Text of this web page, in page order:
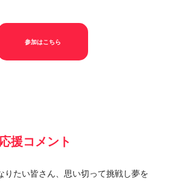
参加はこちら
援コメント
りたい皆さん、思い切って挑戦し夢を